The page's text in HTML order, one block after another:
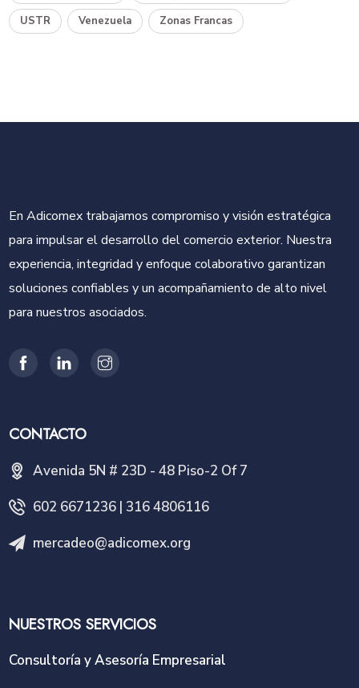
USTR Venezuela Zonas Francas
En Adicomex trabajamos compromiso y visión estratégica
para impulsar el desarrollo del comercio exterior. Nuestra
experiencia, integridad y enfoque colaborativo garantizan
soluciones confiables y un acompañamiento de alto nivel
para nuestros asociados.
CONTACTO
Avenida 5N # 23D - 48 Piso-2 Of 7
602 6671236 | 316 4806116
mercadeo@adicomex.org
NUESTROS SERVICIOS
Consultoría y Asesoría Empresarial